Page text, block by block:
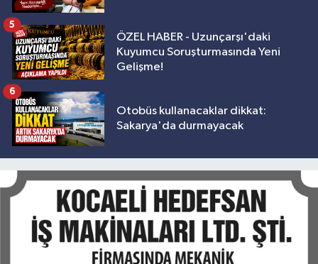
ÖZEL HABER - Uzunçarşı'daki
Kuyumcu Soruşturmasında Yeni
Gelişme!
5
Otobüs kullanacaklar dikkat:
Sakarya'da durmayacak
6